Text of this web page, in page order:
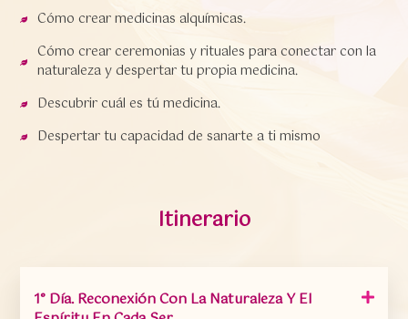
Cómo crear medicinas alquímicas.
Cómo crear ceremonias y rituales para conectar con la
naturaleza y despertar tu propia medicina.
Descubrir cuál es tú medicina.
Despertar tu capacidad de sanarte a ti mismo
Itinerario
1° Día. Reconexión Con La Naturaleza Y El